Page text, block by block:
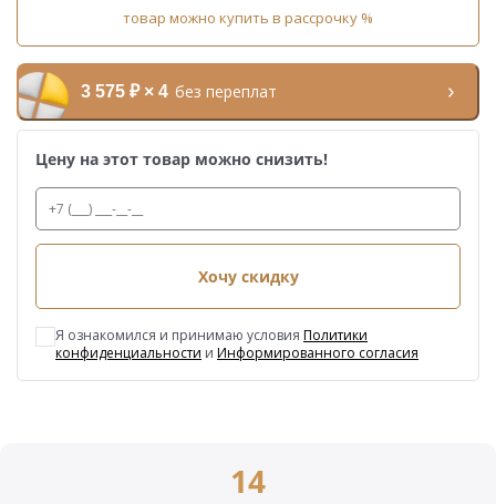
товар можно купить в рассрочку %
3 575 ₽ × 4 без переплат
Цену на этот товар можно снизить!
Хочу скидку
Я ознакомился и принимаю условия Политики
конфиденциальности и Информированного согласия
14